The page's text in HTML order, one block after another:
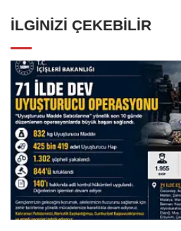
İLGINIZI ÇEKEBILIR